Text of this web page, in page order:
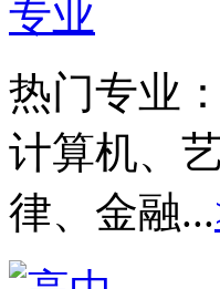
热门专业：
计算机、
律、金融...